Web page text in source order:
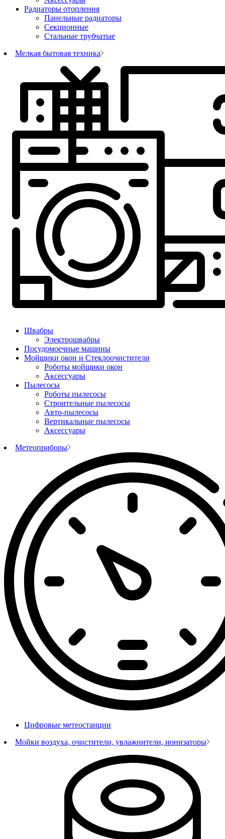
Радиаторы отопления
Панельные радиаторы
Секционные
Стальные трубчатые
Мелкая бытовая техника
Швабры
Электрошвабры
Посудомоечные машины
Мойщики окон и Стеклоочистители
Роботы мойщики окон
Аксессуары
Пылесосы
Роботы пылесосы
Строительные пылесосы
Авто-пылесосы
Вертикальные пылесосы
Аксессуары
Метеоприборы
Цифровые метеостанции
Мойки воздуха, очистители, увлажнители, ионизаторы